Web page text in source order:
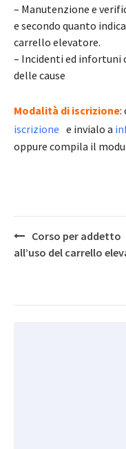
– Manutenzione e
e secondo quanto
carrello elevatore.
– Incidenti ed infortuni
delle cause
Modalità di iscrizione:
iscrizione e invialo a
oppure compila il
Post
navigation
Corso per addetto
all’uso del carrello